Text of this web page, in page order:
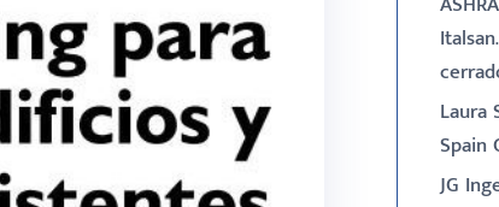
Laura
Spain
JG